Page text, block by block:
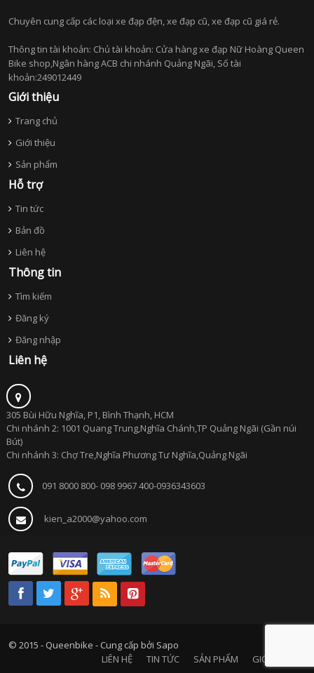
Chuyên cung cấp các loại xe đạp đện, xe đạp cũ, xe đạp cũ giá rẻ.
Thông tin tài khoản: Chủ tài khoản: Cửa hàng xe đạp Nữ Hoàng Queen
Bike shop,Ngân hàng ACB chi nhánh Quảng Ngãi, Số tài
khoản:249012449
Giới thiệu
Trang chủ
Giới thiệu
Sản phẩm
Hỗ trợ
Tin tức
Bản đồ
Liên hệ
Thông tin
Tìm kiếm
Đăng ký
Đăng nhập
Liên hệ
305 Bùi Hữu Nghĩa, P1, Bình Thạnh, HCM
Chi nhánh 2: 1001 Quang Trung,Nghĩa Chánh,TP Quảng Ngãi (Gần núi
Bút)
Chi nhánh 3: Chợ Tre,Nghĩa Phương Tư Nghĩa,Quảng Ngãi
091 8000 800- 098 9967 400-0936343603
kien_a2000@yahoo.com
© 2015 - Queenbike - Cung cấp bởi Sapo
GIỚI THIỆU
SẢN PHẨM
TIN TỨC
LIÊN HỆ